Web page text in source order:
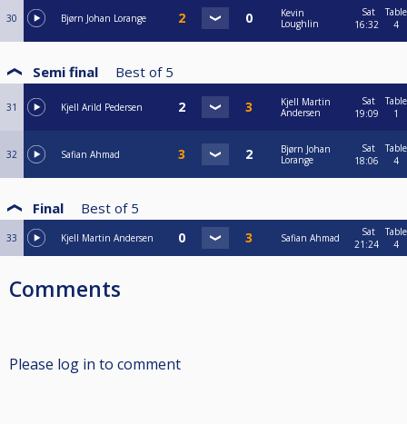
30 Bjørn Johan Lorange
Kevin
Loughlin
Sat
16:32
Table
4
Semi final Best of 5
31 Kjell Arild Pedersen
Kjell Martin
Andersen
Sat
19:09
Table
1
32 Safian Ahmad
Bjørn Johan
Lorange
Sat
18:06
Table
4
Final Best of 5
33 Kjell Martin Andersen Safian Ahmad
Sat
21:24
Table
4
Comments
Please log in to comment